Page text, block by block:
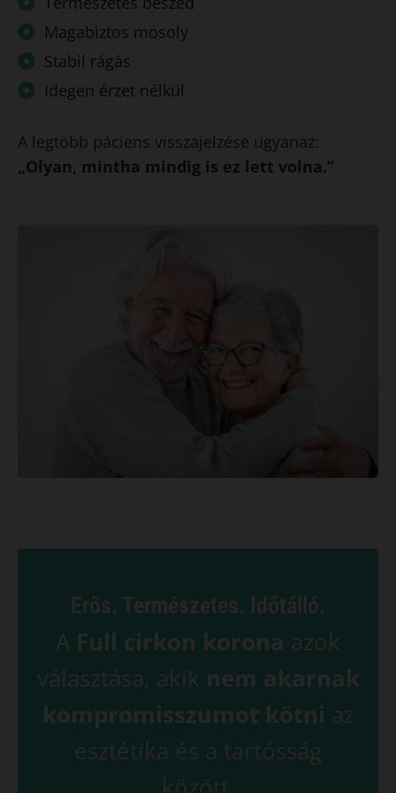
Magabiztos mosoly
Stabil rágás
Idegen érzet nélkül
A legtöbb páciens visszajelzése ugyanaz:
„Olyan, mintha mindig is ez lett volna.”
Erős. Természetes. Időtálló.
A Full cirkon korona azok
választása, akik nem akarnak
kompromisszumot kötni az
esztétika és a tartósság
között.